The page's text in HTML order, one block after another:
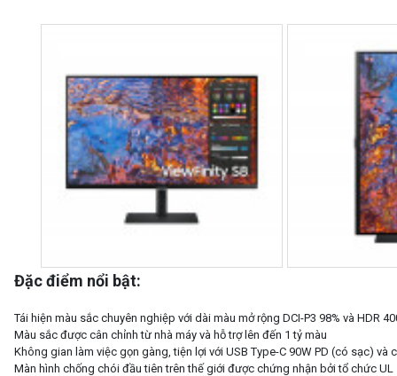
Đặc điểm nổi bật:
Tái hiện màu sắc chuyên nghiệp với dài màu mở rộng DCI-P3 98% và HDR
Màu sắc được cân chỉnh từ nhà máy và hỗ trợ lên đến 1 tỷ màu
Không gian làm việc gọn gàng, tiện lợi với USB Type-C 90W PD (có sạc) và
Màn hình chống chói đầu tiên trên thế giới được chứng nhận bởi tổ chức UL